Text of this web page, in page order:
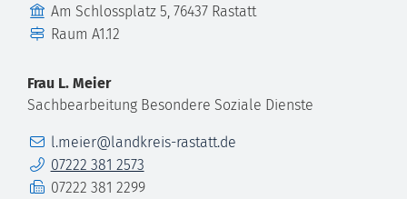
Gebäude
Am Schlossplatz 5, 76437 Rastatt
Raum A1.12
Frau L. Meier
Sachbearbeitung Besondere Soziale Dienste
E-Maill.meier@landkreis-rastatt.de
Telefon07222 381 2573
Fax 07222 381 2299